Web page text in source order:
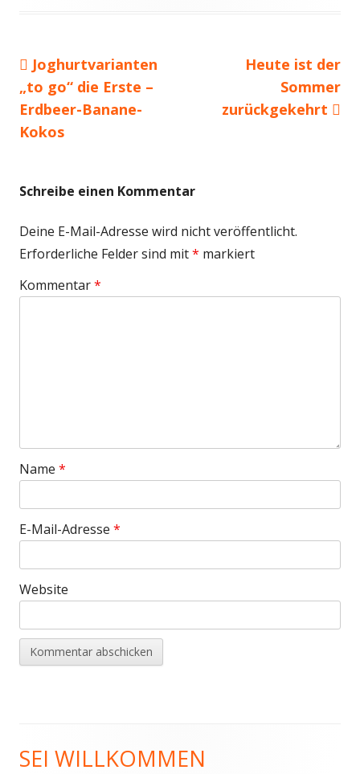
Beitragsnavigation
Vorheriger
Beitrag:
Joghurtvarianten
„to go“ die Erste –
Erdbeer-Banane-
Kokos
Nächster
Beitrag
Heute ist der
Sommer
zurückgekehrt
Schreibe einen Kommentar
Deine E-Mail-Adresse wird nicht veröffentlicht.
Erforderliche Felder sind mit* markiert
Kommentar*
Name *
E-Mail-Adresse *
Website
Haupt-
SEI WILLKOMMEN